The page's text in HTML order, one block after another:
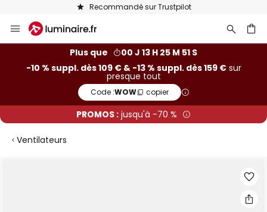
Recommandé sur Trustpilot
Allez
au
Plus que
00 J 13 H 25 M 50 S
-10 % suppl. dès 109 € & -13 % suppl. dès 159 €sur
presque tout
Code :WOW copier
PROMOS : jusqu'à -70 %
Ventilateurs